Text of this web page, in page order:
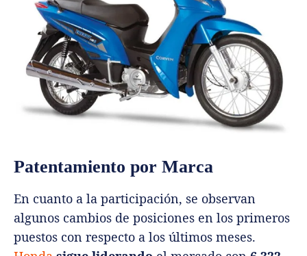
Patentamiento por Marca
En cuanto a la participación, se observan
algunos cambios de posiciones en los primeros
puestos con respecto a los últimos meses.